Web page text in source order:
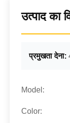
उत्पाद का
प्रमुखता देना:
Model:
Color: